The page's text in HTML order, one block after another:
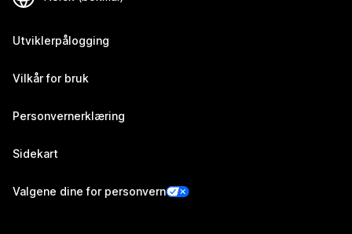
Utviklerpålogging
Vilkår for bruk
Personvernerklæring
Sidekart
Valgene dine for personvern